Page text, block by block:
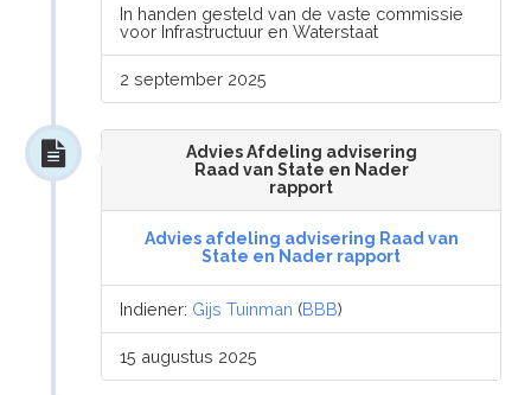
In handen gesteld van de vaste commissie
voor Infrastructuur en Waterstaat
2 september 2025
Advies Afdeling advisering
Raad van State en Nader
rapport
Advies afdeling advisering Raad van
State en Nader rapport
Indiener: Gijs Tuinman (BBB)
15 augustus 2025